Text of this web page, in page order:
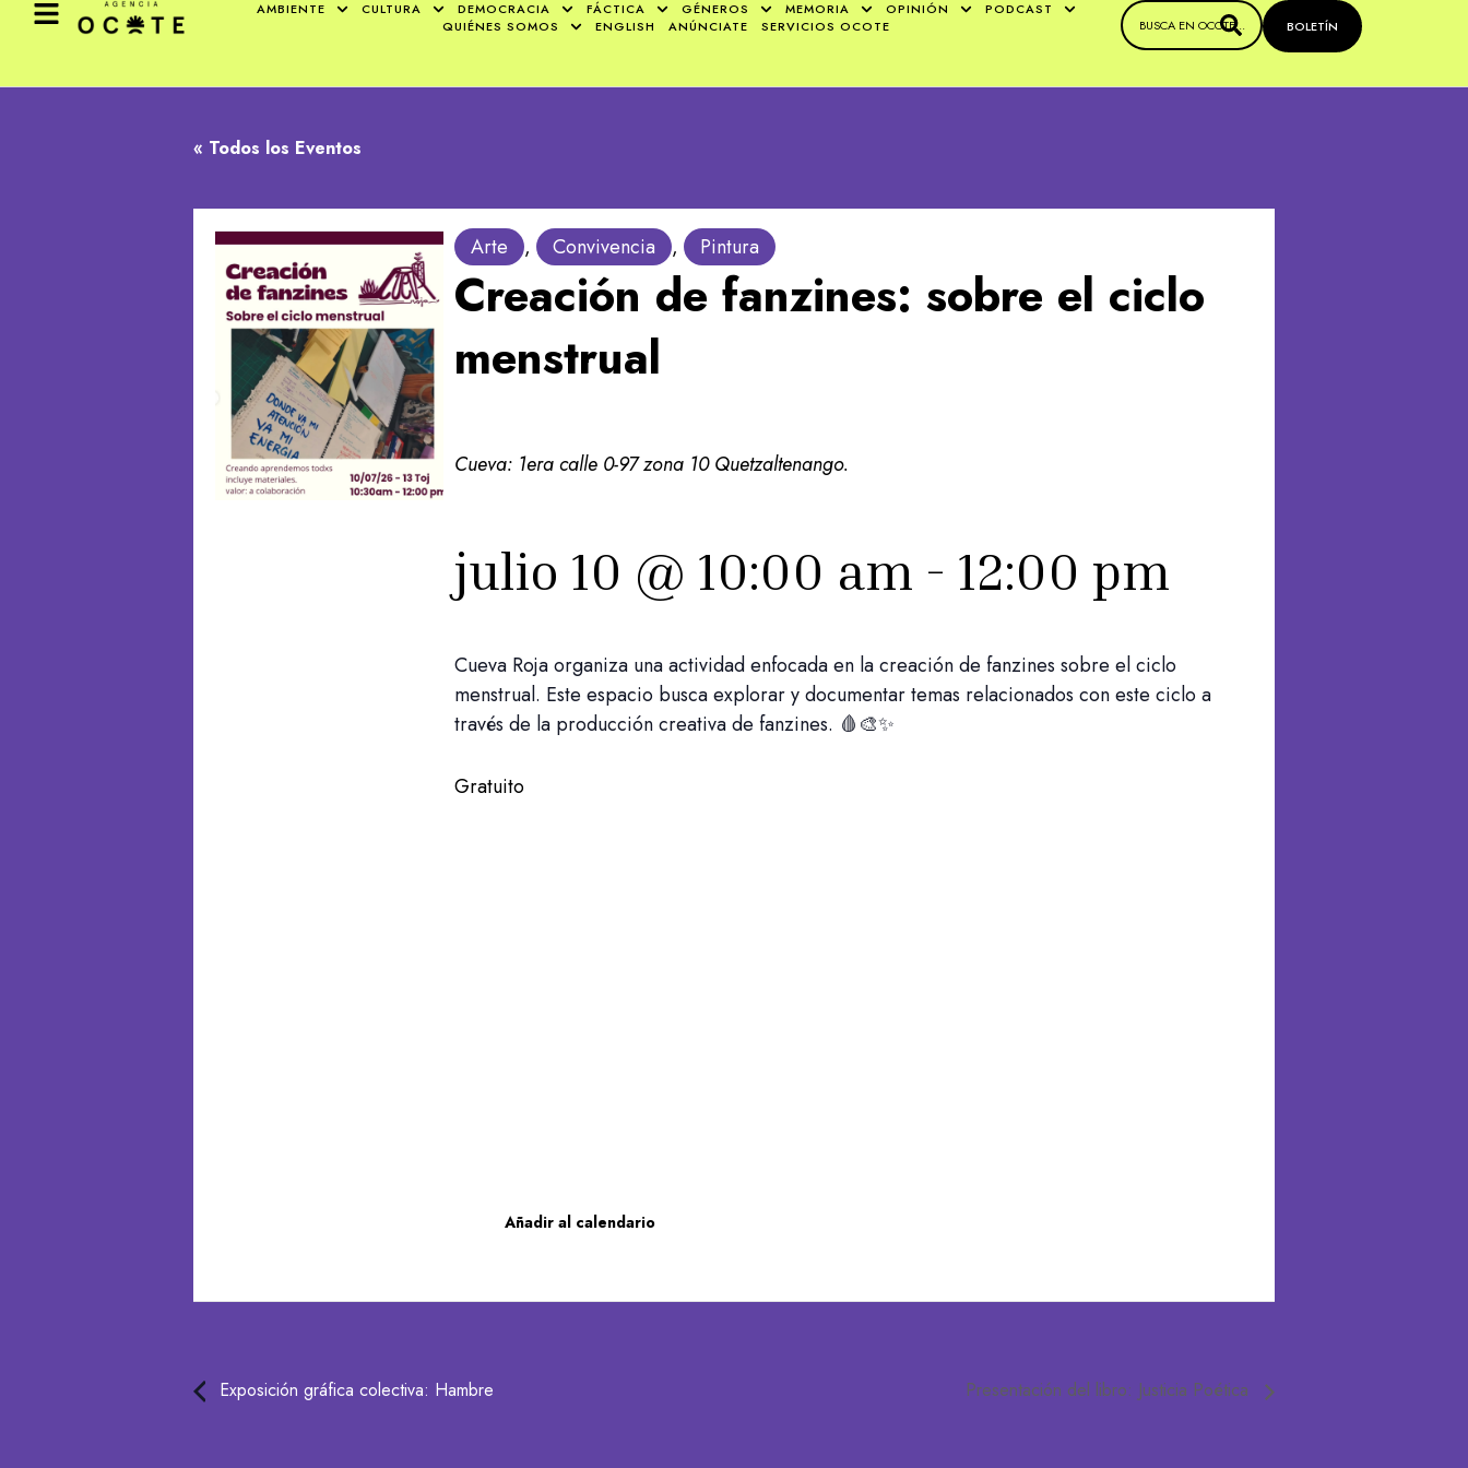
AMBIENTE CULTURA DEMOCRACIA FÁCTICA GÉNEROS MEMORIA OPINIÓN
PODCAST
QUIÉNES SOMOS
ENGLISH ANÚNCIATE SERVICIOS OCOTE BOLETÍN
« Todos los Eventos
Arte , Convivencia , Pintura
Creación de fanzines: sobre el ciclo
menstrual
Cueva: 1era calle 0-97 zona 10 Quetzaltenango.
julio 10 @ 10:00 am - 12:00 pm
Cueva Roja organiza una actividad enfocada en la creación de fanzines sobre el ciclo
menstrual. Este espacio busca explorar y documentar temas relacionados con este ciclo a
través de la producción creativa de fanzines. 🩸🎨✨
Gratuito
Añadir al calendario
Exposición gráfica colectiva: Hambre Presentación del libro: Justicia Poética